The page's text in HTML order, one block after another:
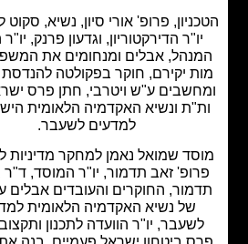
פרופ' אורי סיון, נשיא, סקוט לימסטר,
הדירקטוריון, וגדעון פרנק, יו"ר הוועד
אבלים ומנחומים את המשפחה על
יקירם, חוקר בפקולטה להנדסת חשמל
ע"ש ויטרבי, חתן פרס ישראל, יו"ר
ונשיא האקדמיה הלאומית הישראלית
למדעים לשעבר.
שמואל נאמן למחקר מדיניות לאומית,
זאב תדמור, יו"ר המוסד, ד"ר צפורה
החוקרים והעובדים אבלים על מותו
של נשיא האקדמיה הלאומית למדעים
יו"ר הוועדה לתכנון ותקצוב, חתן